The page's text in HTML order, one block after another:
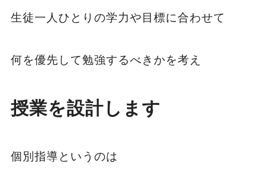
生徒一人ひとりの学力や目標に合わせて
何を優先して勉強するべきかを考え
授業を設計します
個別指導というのは